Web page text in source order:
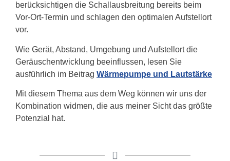
berücksichtigen die Schallausbreitung bereits beim
Vor-Ort-Termin und schlagen den optimalen Aufstellort
vor.
Wie Gerät, Abstand, Umgebung und Aufstellort die
Geräuschentwicklung beeinflussen, lesen Sie
ausführlich im Beitrag Wärmepumpe und Lautstärke
Mit diesem Thema aus dem Weg können wir uns der
Kombination widmen, die aus meiner Sicht das größte
Potenzial hat.